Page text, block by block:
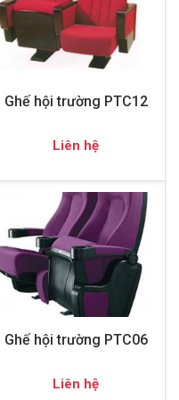
Ghế hội trường PTC12
Liên hệ
Ghế hội trường PTC06
Liên hệ